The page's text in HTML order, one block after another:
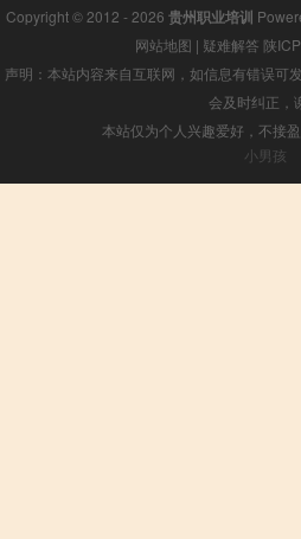
Copyright © 2012 - 2026 贵州职业培训
网站地图 | 疑难解答 陕
声明：本站内容来自互联网，如信息有错误可
会及时纠正，
本站仅为个人兴趣爱好，不接
小男孩